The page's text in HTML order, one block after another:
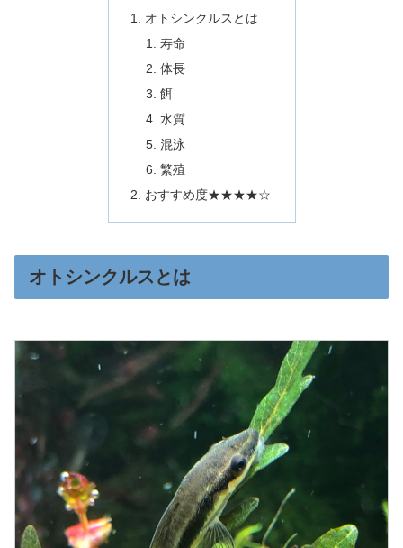
オトシンクルスとは
寿命
体長
餌
水質
混泳
繁殖
おすすめ度★★★★☆
オトシンクルスとは